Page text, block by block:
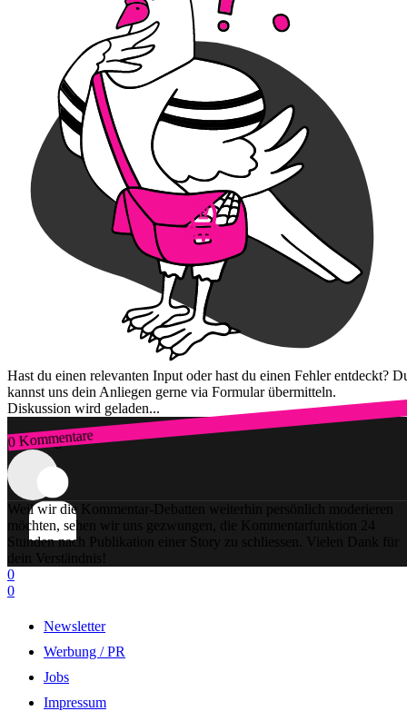
Hast du einen relevanten Input oder hast du einen Fehler entdeckt?
kannst uns dein Anliegen gerne via Formular übermitteln.
Diskussion wird geladen...
0 Kommentare
Zum Login
Weil wir die Kommentar-Debatten weiterhin persönlich moderieren
möchten, sehen wir uns gezwungen, die Kommentarfunktion 24
Stunden nach Publikation einer Story zu schliessen. Vielen Dank für
dein Verständnis!
0
0
Newsletter
Werbung / PR
Jobs
Impressum